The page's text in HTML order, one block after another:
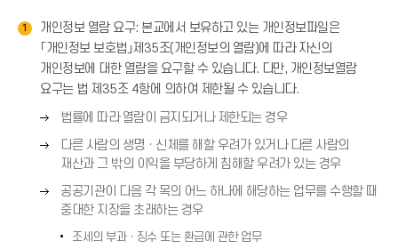
1
개인정보 열람 요구: 본교에서 보유하고 있는 개인정보파일은
「개인정보 보호법」제35조(개인정보의 열람)에 따라 자신의
개인정보에 대한 열람을 요구할 수 있습니다. 다만, 개인정보열람
요구는 법 제35조 4항에 의하여 제한될 수 있습니다.
오
른
쪽
화
살
표
법률에 따라 열람이 금지되거나 제한되는 경우
오
른
쪽
화
살
표
다른 사람의 생명ㆍ신체를 해할 우려가 있거나 다른 사람의
재산과 그 밖의 이익을 부당하게 침해할 우려가 있는 경우
오
른
공공기관이 다음 각 목의 어느 하나에 해당하는 업무를 수행할 때
중대한 지장을 초래하는 경우
조세의 부과ㆍ징수 또는 환급에 관한 업무